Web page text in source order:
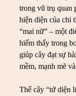
trong vũ trụ quan
hiện diện của chi
“mai nữ” – một
hiếm thấy trong
giúp cây đạt sự
mềm, mạnh mẽ
Thế cây “tứ diện